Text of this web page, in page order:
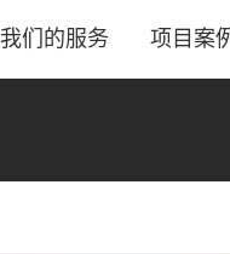
我们的服务 项目案